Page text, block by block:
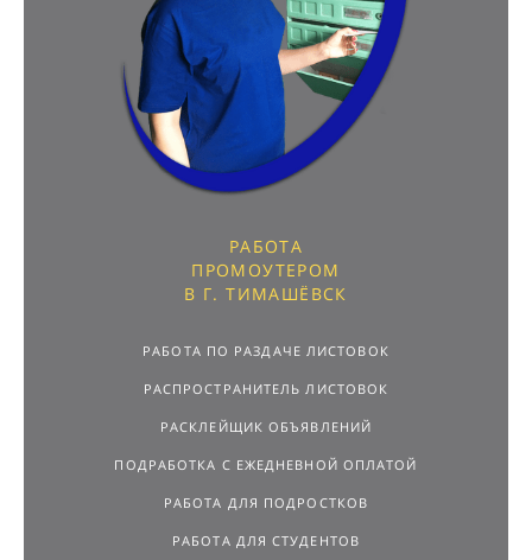
РАБОТА
ПРОМОУТЕРОМ
В Г. ТИМАШЁВСК
РАБОТА ПО РАЗДАЧЕ ЛИСТОВОК
РАСПРОСТРАНИТЕЛЬ ЛИСТОВОК
РАСКЛЕЙЩИК ОБЪЯВЛЕНИЙ
ПОДРАБОТКА С ЕЖЕДНЕВНОЙ ОПЛАТОЙ
РАБОТА ДЛЯ ПОДРОСТКОВ
РАБОТА ДЛЯ СТУДЕНТОВ